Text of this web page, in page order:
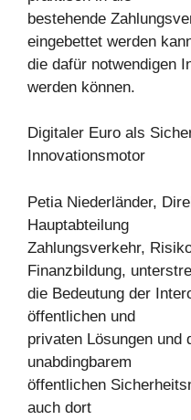
bestehende
eingebettet werden
die dafür notwendigen
werden können.
Digitaler Euro als
Innovationsmotor
Petia Niederländer,
Hauptabteilung
Zahlungsverkehr,
Finanzbildung,
die Bedeutung der
öffentlichen und
privaten Lösungen und
unabdingbarem
öffentlichen
auch dort